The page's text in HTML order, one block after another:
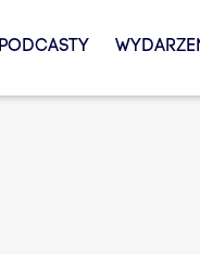
PODCASTY